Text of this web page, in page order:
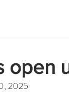
open
2025